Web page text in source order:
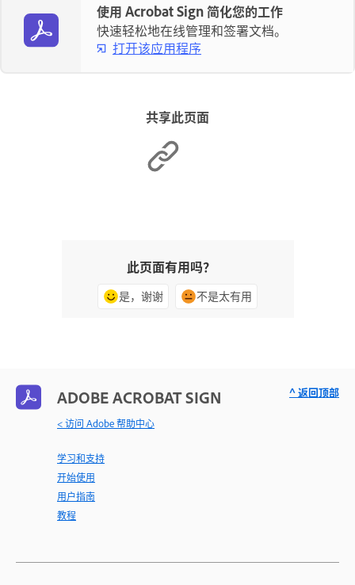
使用 Acrobat Sign 简化您的工作
快速轻松地在线管理和签署文档。
打开该应用程序
共享此页面
此页面有用吗？
是，谢谢 不是太有用
ADOBE ACROBAT SIGN
< 访问 Adobe 帮助中心
学习和支持
开始使用
用户指南
教程
^ 返回顶部